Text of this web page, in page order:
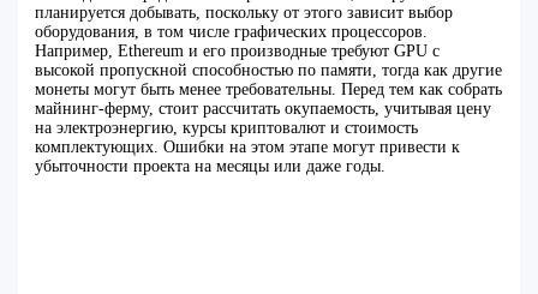
планируется добывать, поскольку от этого зависит выбор
оборудования, в том числе графических процессоров.
Например, Ethereum и его производные требуют GPU с
высокой пропускной способностью по памяти, тогда как другие
монеты могут быть менее требовательны. Перед тем как собрать
майнинг-ферму, стоит рассчитать окупаемость, учитывая цену
на электроэнергию, курсы криптовалют и стоимость
комплектующих. Ошибки на этом этапе могут привести к
убыточности проекта на месяцы или даже годы.